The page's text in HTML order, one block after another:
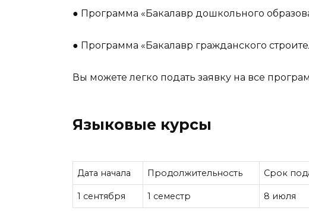
● Программа «Бакалавр дошкольного
● Программа «Бакалавр гражданского
Вы можете легко подать заявку на все
Языковые курсы
Дата начала Продолжительность Срок
1 сентября 1 семестр 8 июля